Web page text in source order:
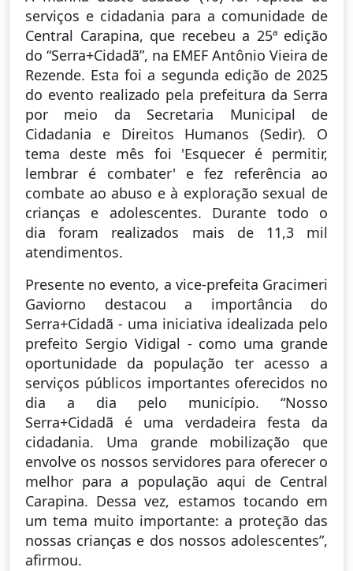
serviços e cidadania para a comunidade de
Central Carapina, que recebeu a 25ª edição
do “Serra+Cidadã”, na EMEF Antônio Vieira de
Rezende. Esta foi a segunda edição de 2025
do evento realizado pela prefeitura da Serra
por meio da Secretaria Municipal de
Cidadania e Direitos Humanos (Sedir). O
tema deste mês foi 'Esquecer é permitir,
lembrar é combater' e fez referência ao
combate ao abuso e à exploração sexual de
crianças e adolescentes. Durante todo o
dia foram realizados mais de 11,3 mil
atendimentos.
Presente no evento, a vice-prefeita Gracimeri
Gaviorno destacou a importância do
Serra+Cidadã - uma iniciativa idealizada pelo
prefeito Sergio Vidigal - como uma grande
oportunidade da população ter acesso a
serviços públicos importantes oferecidos no
dia a dia pelo município. “Nosso
Serra+Cidadã é uma verdadeira festa da
cidadania. Uma grande mobilização que
envolve os nossos servidores para oferecer o
melhor para a população aqui de Central
Carapina. Dessa vez, estamos tocando em
um tema muito importante: a proteção das
nossas crianças e dos nossos adolescentes”,
afirmou.